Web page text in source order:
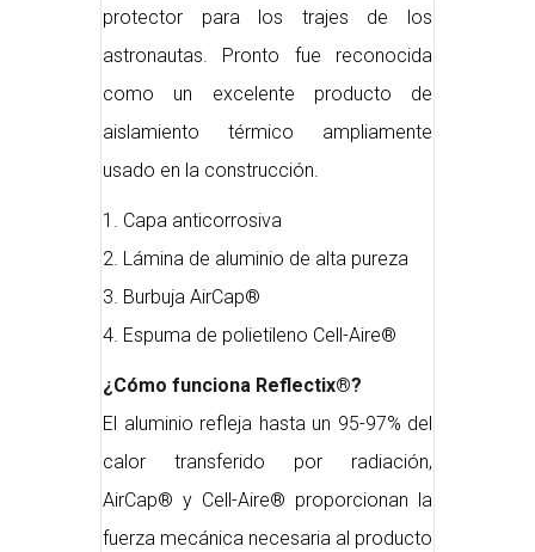
protector para los trajes de los
astronautas. Pronto fue reconocida
como un excelente producto de
aislamiento térmico ampliamente
usado en la construcción.
1. Capa anticorrosiva
2. Lámina de aluminio de alta pureza
3. Burbuja AirCap®
4. Espuma de polietileno Cell-Aire®
¿Cómo funciona Reflectix®?
El aluminio refleja hasta un 95-97% del
calor transferido por radiación,
AirCap® y Cell-Aire® proporcionan la
fuerza mecánica necesaria al producto